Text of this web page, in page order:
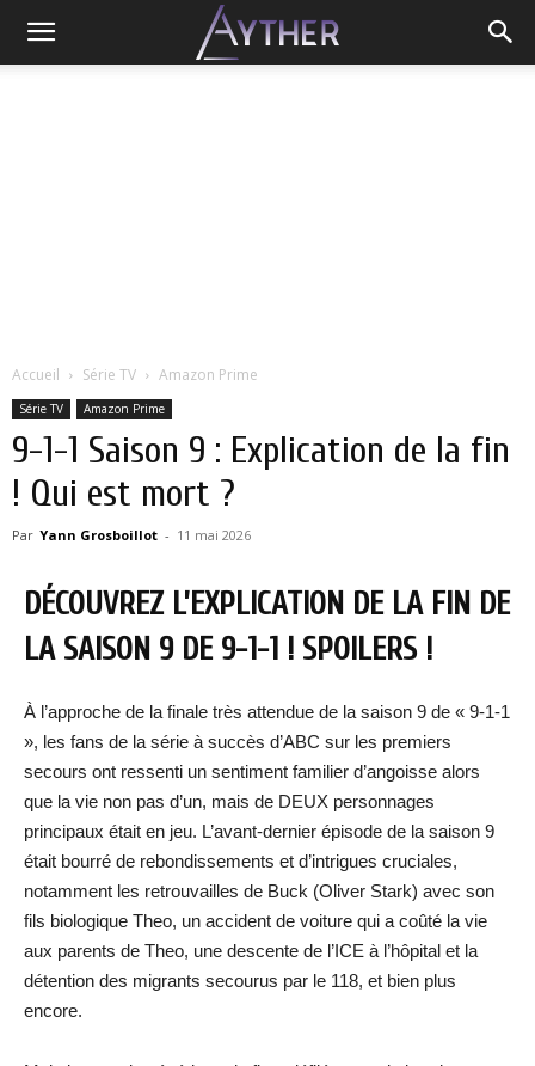
Accueil Série TV Amazon Prime
Série TV Amazon Prime
9-1-1 Saison 9 : Explication de la fin
! Qui est mort ?
Par Yann Grosboillot - 11 mai 2026
DÉCOUVREZ L’EXPLICATION DE LA FIN DE
LA SAISON 9 DE 9-1-1 ! SPOILERS !
À l’approche de la finale très attendue de la saison 9 de « 9-1-1
», les fans de la série à succès d’ABC sur les premiers
secours ont ressenti un sentiment familier d’angoisse alors
que la vie non pas d’un, mais de DEUX personnages
principaux était en jeu. L’avant-dernier épisode de la saison 9
était bourré de rebondissements et d’intrigues cruciales,
notamment les retrouvailles de Buck (Oliver Stark) avec son
fils biologique Theo, un accident de voiture qui a coûté la vie
aux parents de Theo, une descente de l’ICE à l’hôpital et la
détention des migrants secourus par le 118, et bien plus
encore.